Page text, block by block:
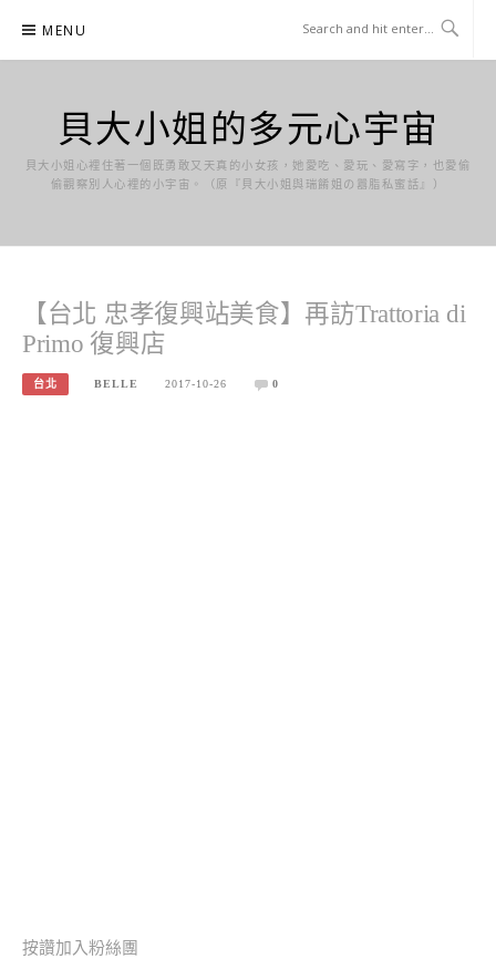
content
MENU
貝大小姐的多元心宇宙
貝大小姐心裡住著一個既勇敢又天真的小女孩，她愛吃、愛玩、愛寫字，也愛偷
偷觀察別人心裡的小宇宙。（原『貝大小姐與瑞餚姐の囂脂私蜜話』）
【台北 忠孝復興站美食】再訪Trattoria di
Primo 復興店
台北 BELLE 2017-10-26 0
按讚加入粉絲團